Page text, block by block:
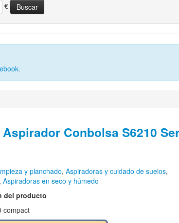
€
.
Aspirador Conbolsa S6210
y planchado, Aspiradoras y cuidado de suelos,
Aspiradoras en seco y húmedo
del producto
compact